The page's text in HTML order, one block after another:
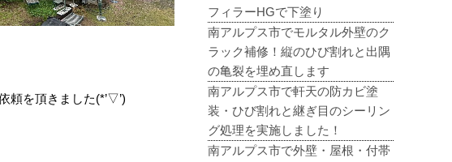
頼を頂きました(*’▽’)
フィラーHGで下塗り
南アルプス市でモルタル外壁のク
ラック補修！縦のひび割れと出隅
の亀裂を埋め直します
南アルプス市で軒天の防カビ塗
装・ひび割れと継ぎ目のシーリン
グ処理を実施しました！
南アルプス市で外壁・屋根・付帯